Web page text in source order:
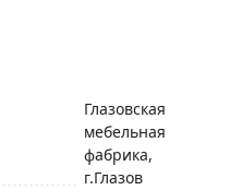
Глазовская
мебельная
фабрика,
г.Глазов